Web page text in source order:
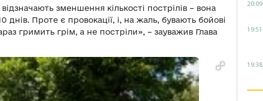
зменшення кількості пострілів – вона
днів. Проте є провокації, і, на жаль, бувають бойові
гримить грім, а не постріли», – зауважив Глава
20:09
19:51
19:38